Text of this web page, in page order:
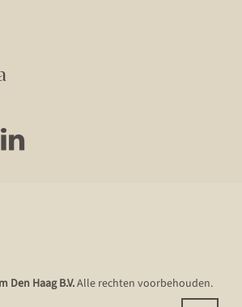
Den Haag B.V.Alle rechten voorbehouden.